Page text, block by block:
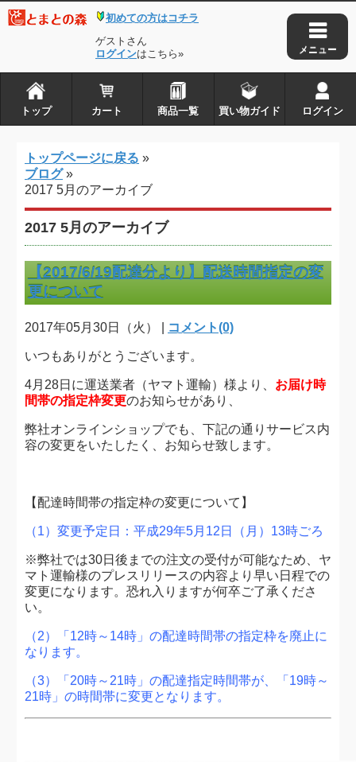
初めての方はコチラ
ゲストさん
ログインはこちら»
トップ カート 商品一覧 買い物ガイド ログイン
トップページに戻る »
ブログ»
2017 5月のアーカイブ
2017 5月のアーカイブ
【2017/6/19配達分より】配送時間指定の変
更について
2017年05月30日（火） | コメント(0)
いつもありがとうございます。
4月28日に運送業者（ヤマト運輸）様より、 お届け時
間帯の指定枠変更のお知らせがあり、
弊社オンラインショップでも、下記の通りサービス内
容の変更をいたしたく、お知らせ致します。
【配達時間帯の指定枠の変更について】
（1）変更予定日：平成29年5月12日（月）13時ごろ
※弊社では30日後までの注文の受付が可能なため、ヤ
マト運輸様のプレスリリースの内容より早い日程での
変更になります。恐れ入りますが何卒ご了承くださ
い。
（2）「12時～14時」の配達時間帯の指定枠を廃止に
なります。
（3）「20時～21時」の配達指定時間帯が、「19時～
21時」の時間帯に変更となります。
トップ
ログイン
とまとの森は株式会社アイ・タックルの
登録商標です
Copyright © 2010-2026とまとの森. all rights reserved.